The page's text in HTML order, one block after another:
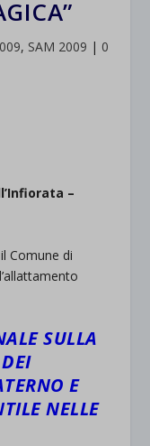
, SAM 2009 | 0
–
Comune di
SULLA
E
NELLE